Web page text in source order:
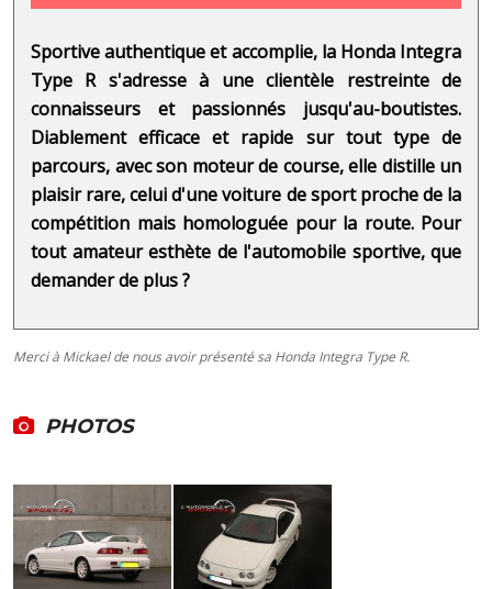
Sportive authentique et accomplie, la Honda Integra
Type R s'adresse à une clientèle restreinte de
connaisseurs et passionnés jusqu'au-boutistes.
Diablement efficace et rapide sur tout type de
parcours, avec son moteur de course, elle distille un
plaisir rare, celui d'une voiture de sport proche de la
compétition mais homologuée pour la route. Pour
tout amateur esthète de l'automobile sportive, que
demander de plus ?
Merci à Mickael de nous avoir présenté sa Honda Integra Type R.
PHOTOS